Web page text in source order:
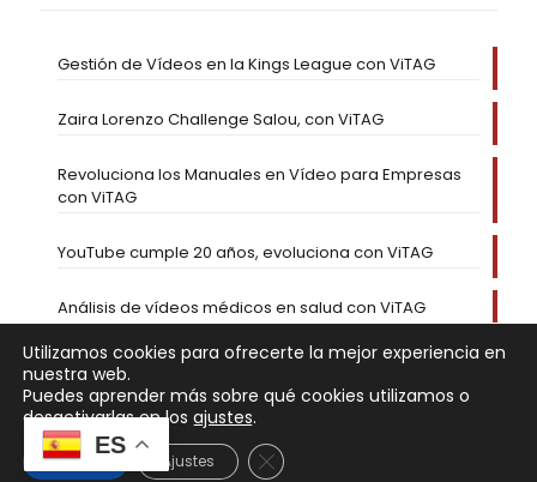
Gestión de Vídeos en la Kings League con ViTAG
Zaira Lorenzo Challenge Salou, con ViTAG
Revoluciona los Manuales en Vídeo para Empresas
con ViTAG
YouTube cumple 20 años, evoluciona con ViTAG
Análisis de vídeos médicos en salud con ViTAG
ES
Utilizamos cookies para ofrecerte la mejor experiencia en
nuestra web.
Puedes aprender más sobre qué cookies utilizamos o
desactivarlas en los ajustes.
Aceptar Ajustes Cerrar el banner de cookies